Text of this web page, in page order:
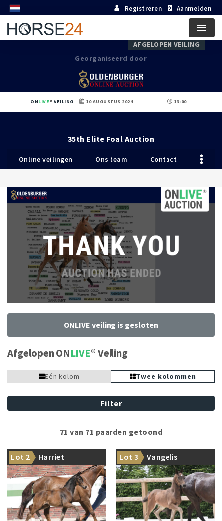
Registreren Aanmelden
Menu
AFGELOPEN VEILING
Georganiseerd door
ONLIVE VEILING 10 AUGUSTUS 2024 13:00
35th Elite Foal Auction
Online veilingen Ons team Contact
Afgelopen ONLIVE Veiling
Eén kolom Twee kolommen
Filter
71 van 71 paarden getoond
Lot 2 Harriet
The sister of champion
stallion Morricone
Lot 3 Vangelis
From the line: Destello OLD &
Daytona Platinum
ONLIVE veiling is gesloten